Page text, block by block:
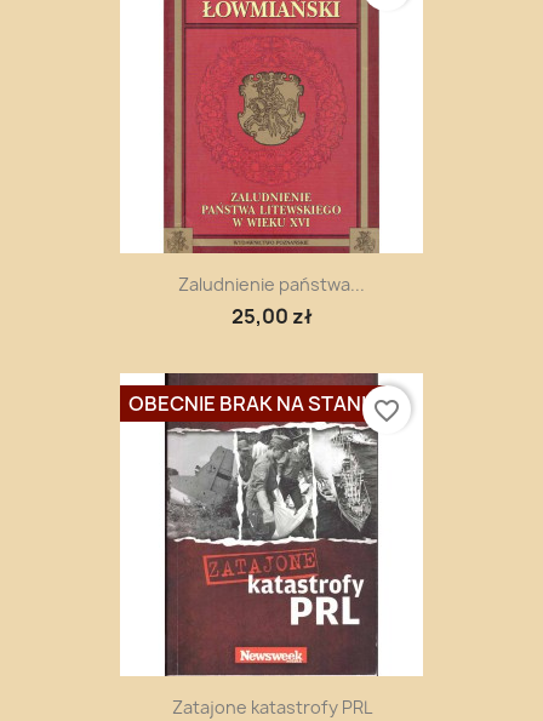
Zaludnienie państwa...
25,00 zł
Zatajone katastrofy PRL
OBECNIE BRAK NA STANIEfavorite_border